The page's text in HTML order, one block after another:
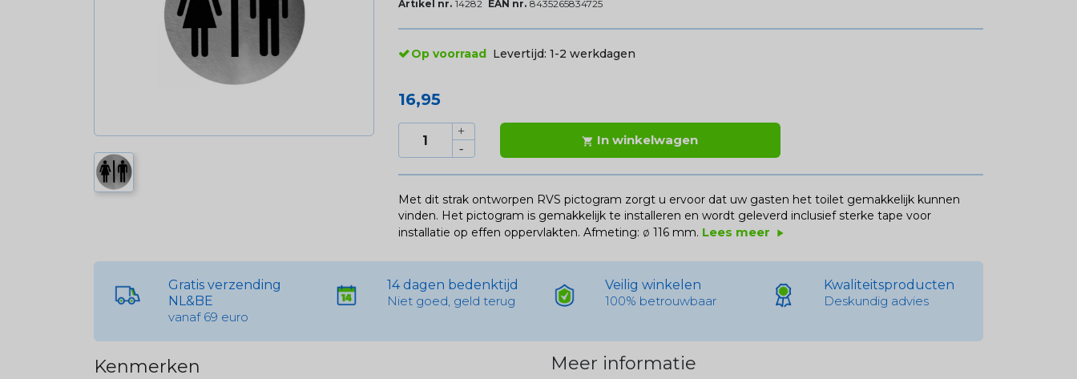
Artikel nr. 14282 EAN nr. 8435265834725
Op voorraad Levertijd: 1-2 werkdagen
16,95
 In winkelwagen
Met dit strak ontworpen RVS pictogram zorgt u ervoor dat uw gasten het toilet gemakkelijk kunnen
vinden. Het pictogram is gemakkelijk te installeren en wordt geleverd inclusief sterke tape voor
installatie op effen oppervlakten. Afmeting: ø 116 mm. Lees meer play_arrow
Gratis verzending
NL&BE
vanaf 69 euro
14 dagen bedenktijd
Niet goed, geld terug
Veilig winkelen
100% betrouwbaar
Kwaliteitsproducten
Deskundig advies
Kenmerken Meer informatie